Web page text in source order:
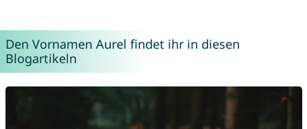
Den Vornamen Aurel findet ihr in diesen
Blogartikeln